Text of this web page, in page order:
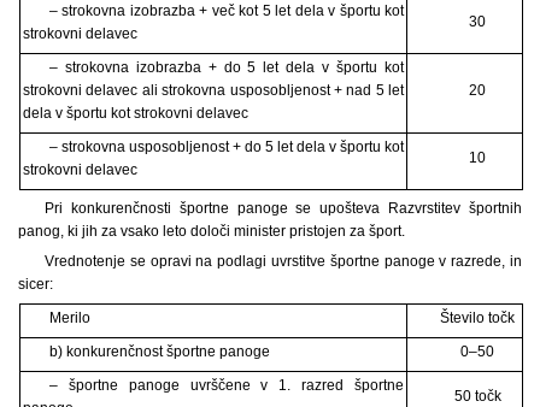
– strokovna izobrazba + več kot 5 let dela v športu kot
strokovni delavec
30
– strokovna izobrazba + do 5 let dela v športu kot
strokovni delavec ali strokovna usposobljenost + nad 5 let
dela v športu kot strokovni delavec
20
– strokovna usposobljenost + do 5 let dela v športu kot
strokovni delavec
10
Pri konkurenčnosti športne panoge se upošteva Razvrstitev športnih
panog, ki jih za vsako leto določi minister pristojen za šport.
Vrednotenje se opravi na podlagi uvrstitve športne panoge v razrede, in
sicer:
Merilo
Število točk
b) konkurenčnost športne panoge
0–50
– športne panoge uvrščene v 1. razred športne
50 točk